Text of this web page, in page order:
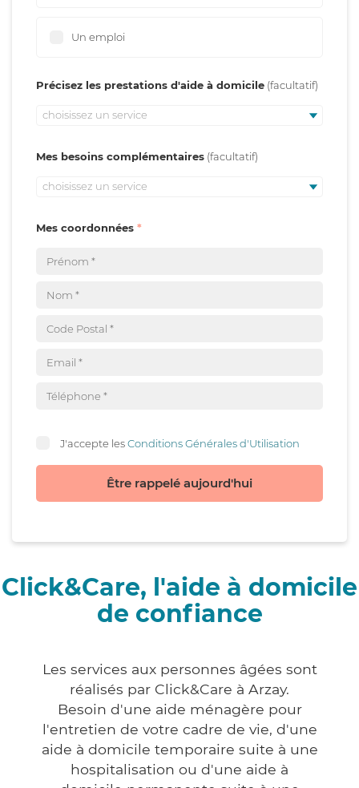
Un emploi
Précisez les prestations d'aide à domicile
choisissez un service
Mes besoins complémentaires
choisissez un service
Mes coordonnées
J'accepte lesConditions Générales d'Utilisation
Être rappelé aujourd'hui
Click&Care, l'aide à domicile
de confiance
Les services aux personnes âgées sont
réalisés par Click&Care à Arzay.
Besoin d'une aide ménagère pour
l'entretien de votre cadre de vie, d'une
aide à domicile temporaire suite à une
hospitalisation ou d'une aide à